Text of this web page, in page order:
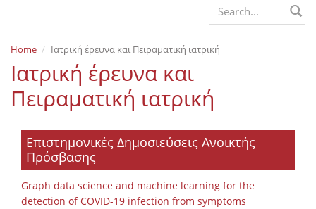
Mission & Vision
Policies
History
Organisational Structure
EKT Tenders
EKT Websites
Search form
Home Ιατρική έρευνα και Πειραματική ιατρική
Ιατρική έρευνα και
Πειραματική ιατρική
Επιστημονικές Δημοσιεύσεις Ανοικτής
Πρόσβασης
Graph data science and machine learning for the
detection of COVID-19 infection from symptoms